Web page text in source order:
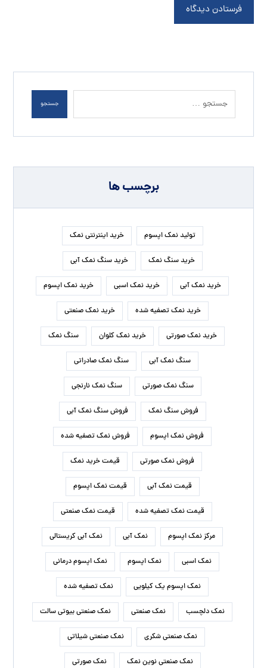
فرستادن دیدگاه
جستجو
برچسب ها
تولید نمک اپسوم خرید اینترنتی نمک
خرید سنگ نمک خرید سنگ نمک آبی
خرید نمک آبی خرید نمک اسبی خرید نمک اپسوم
خرید نمک تصفیه شده خرید نمک صنعتی
خرید نمک صورتی خرید نمک کلوان سنگ نمک
سنگ نمک آبی سنگ نمک صادراتی
سنگ نمک صورتی سنگ نمک نارنجی
فروش سنگ نمک فروش سنگ نمک آبی
فروش نمک اپسوم فروش نمک تصفیه شده
فروش نمک صورتی قیمت خرید نمک
قیمت نمک آبی قیمت نمک اپسوم
قیمت نمک تصفیه شده قیمت نمک صنعتی
مرکز نمک اپسوم نمک آبی نمک آبی کریستالی
نمک اسبی نمک اپسوم نمک اپسوم درمانی
نمک اپسوم یک کیلویی نمک تصفیه شده
نمک دلچسب نمک صنعتی نمک صنعتی بیوتی سالت
نمک صنعتی شکری نمک صنعتی شیلاتی
نمک صنعتی نوین نمک نمک صورتی